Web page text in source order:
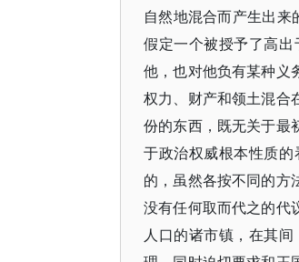
自然地混合而产生出
假定一个被授予了高
他，也对他负有某种义
权力、财产和领土混合
份的东西，既无关于最
于政治权威根本性质
的，虽然各按不同的方
没有任何取而代之的代
人口的诸市镇，在其